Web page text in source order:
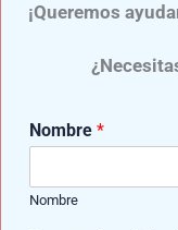
¡Queremos
s
e
v
i
Nombre *
Nombre